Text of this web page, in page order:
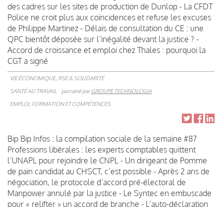
des cadres sur les sites de production de Dunlop - La CFDT
Police ne croit plus aux coïncidences et refuse les excuses
de Philippe Martinez - Délais de consultation du CE : une
QPC bientôt déposée sur l’inégalité devant la justice ? -
Accord de croissance et emploi chez Thales : pourquoi la
CGT a signé
VIE ÉCONOMIQUE, RSE & SOLIDARITÉ
SANTÉ AU TRAVAIL
parrainé parGROUPE TECHNOLOGIA
EMPLOI, FORMATION ET COMPÉTENCES
Bip Bip Infos : la compilation sociale de la semaine #87
Professions libérales : les experts comptables quittent
l’UNAPL pour rejoindre le CNPL - Un dirigeant de Pomme
de pain candidat au CHSCT, c’est possible - Après 2 ans de
négociation, le protocole d’accord pré-électoral de
Manpower annulé par la justice - Le Syntec en embuscade
pour « relifter » un accord de branche - L’auto-déclaration